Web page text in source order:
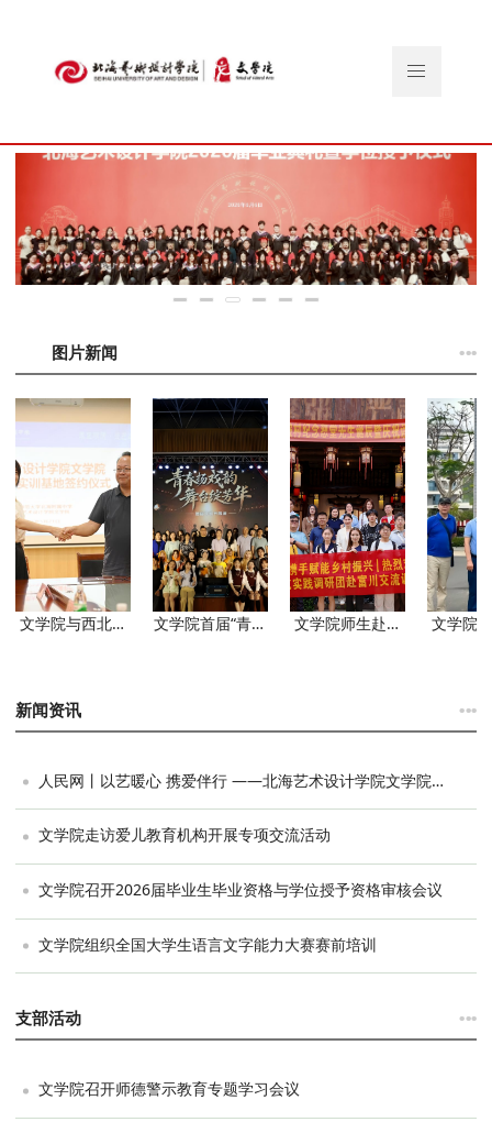
图片新闻 ···
文学院与西北师
文学院首届“青春
文学院师生赴贺
文学院
新闻资讯 ···
人民网丨以艺暖心 携爱伴行 ——北海艺术设计学院文学院党支部走进北海特殊教育学校开展艺术共创活动
文学院走访爱儿教育机构开展专项交流活动
文学院召开2026届毕业生毕业资格与学位授予资格审核会议
文学院组织全国大学生语言文字能力大赛赛前培训
支部活动 ···
文学院召开师德警示教育专题学习会议